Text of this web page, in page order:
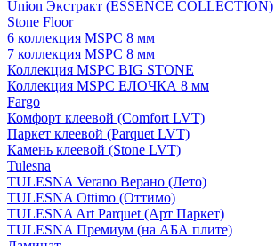
Union Экстракт (ESSENCE
Stone Floor
6 коллекция MSPC 8 мм
7 коллекция MSPC 8 мм
Коллекция MSPC BIG STONE
Коллекция MSPC ЕЛОЧКА 8 мм
Fargo
Комфорт клеевой (Comfort LVT)
Паркет клеевой (Parquet LVT)
Камень клеевой (Stone LVT)
Tulesna
TULESNA Verano Верано (Лето)
TULESNA Ottimo (Оттимо)
TULESNA Art Parquet (Арт Паркет)
TULESNA Премиум (на АБА плите)